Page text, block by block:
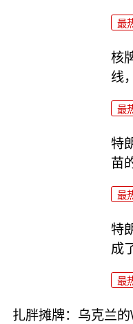
最
核
线
最
特
苗
最
特
成
最
扎胖摊牌：乌克兰的